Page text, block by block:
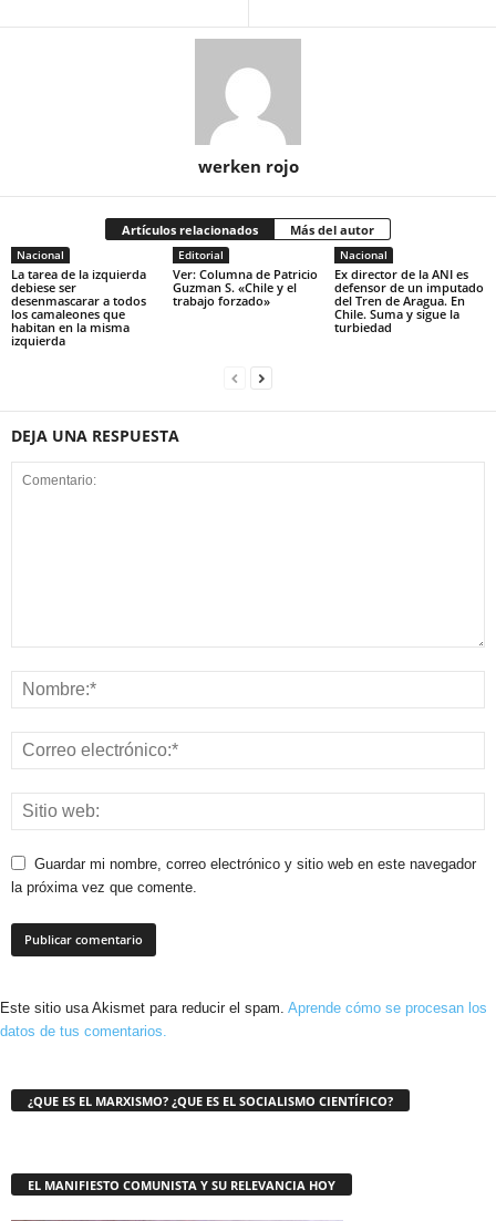
werken rojo
Artículos relacionados Más del autor
Nacional
La tarea de la izquierda
debiese ser
desenmascarar a todos
los camaleones que
habitan en la misma
izquierda
Editorial
Ver: Columna de Patricio
Guzman S. «Chile y el
trabajo forzado»
Nacional
Ex director de la ANI es
defensor de un imputado
del Tren de Aragua. En
Chile. Suma y sigue la
turbiedad
DEJA UNA RESPUESTA
Guardar mi nombre, correo electrónico y sitio web en este navegador
la próxima vez que comente.
Este sitio usa Akismet para reducir el spam. Aprende cómo se procesan los
datos de tus comentarios.
¿QUE ES EL MARXISMO? ¿QUE ES EL SOCIALISMO CIENTÍFICO?
EL MANIFIESTO COMUNISTA Y SU RELEVANCIA HOY